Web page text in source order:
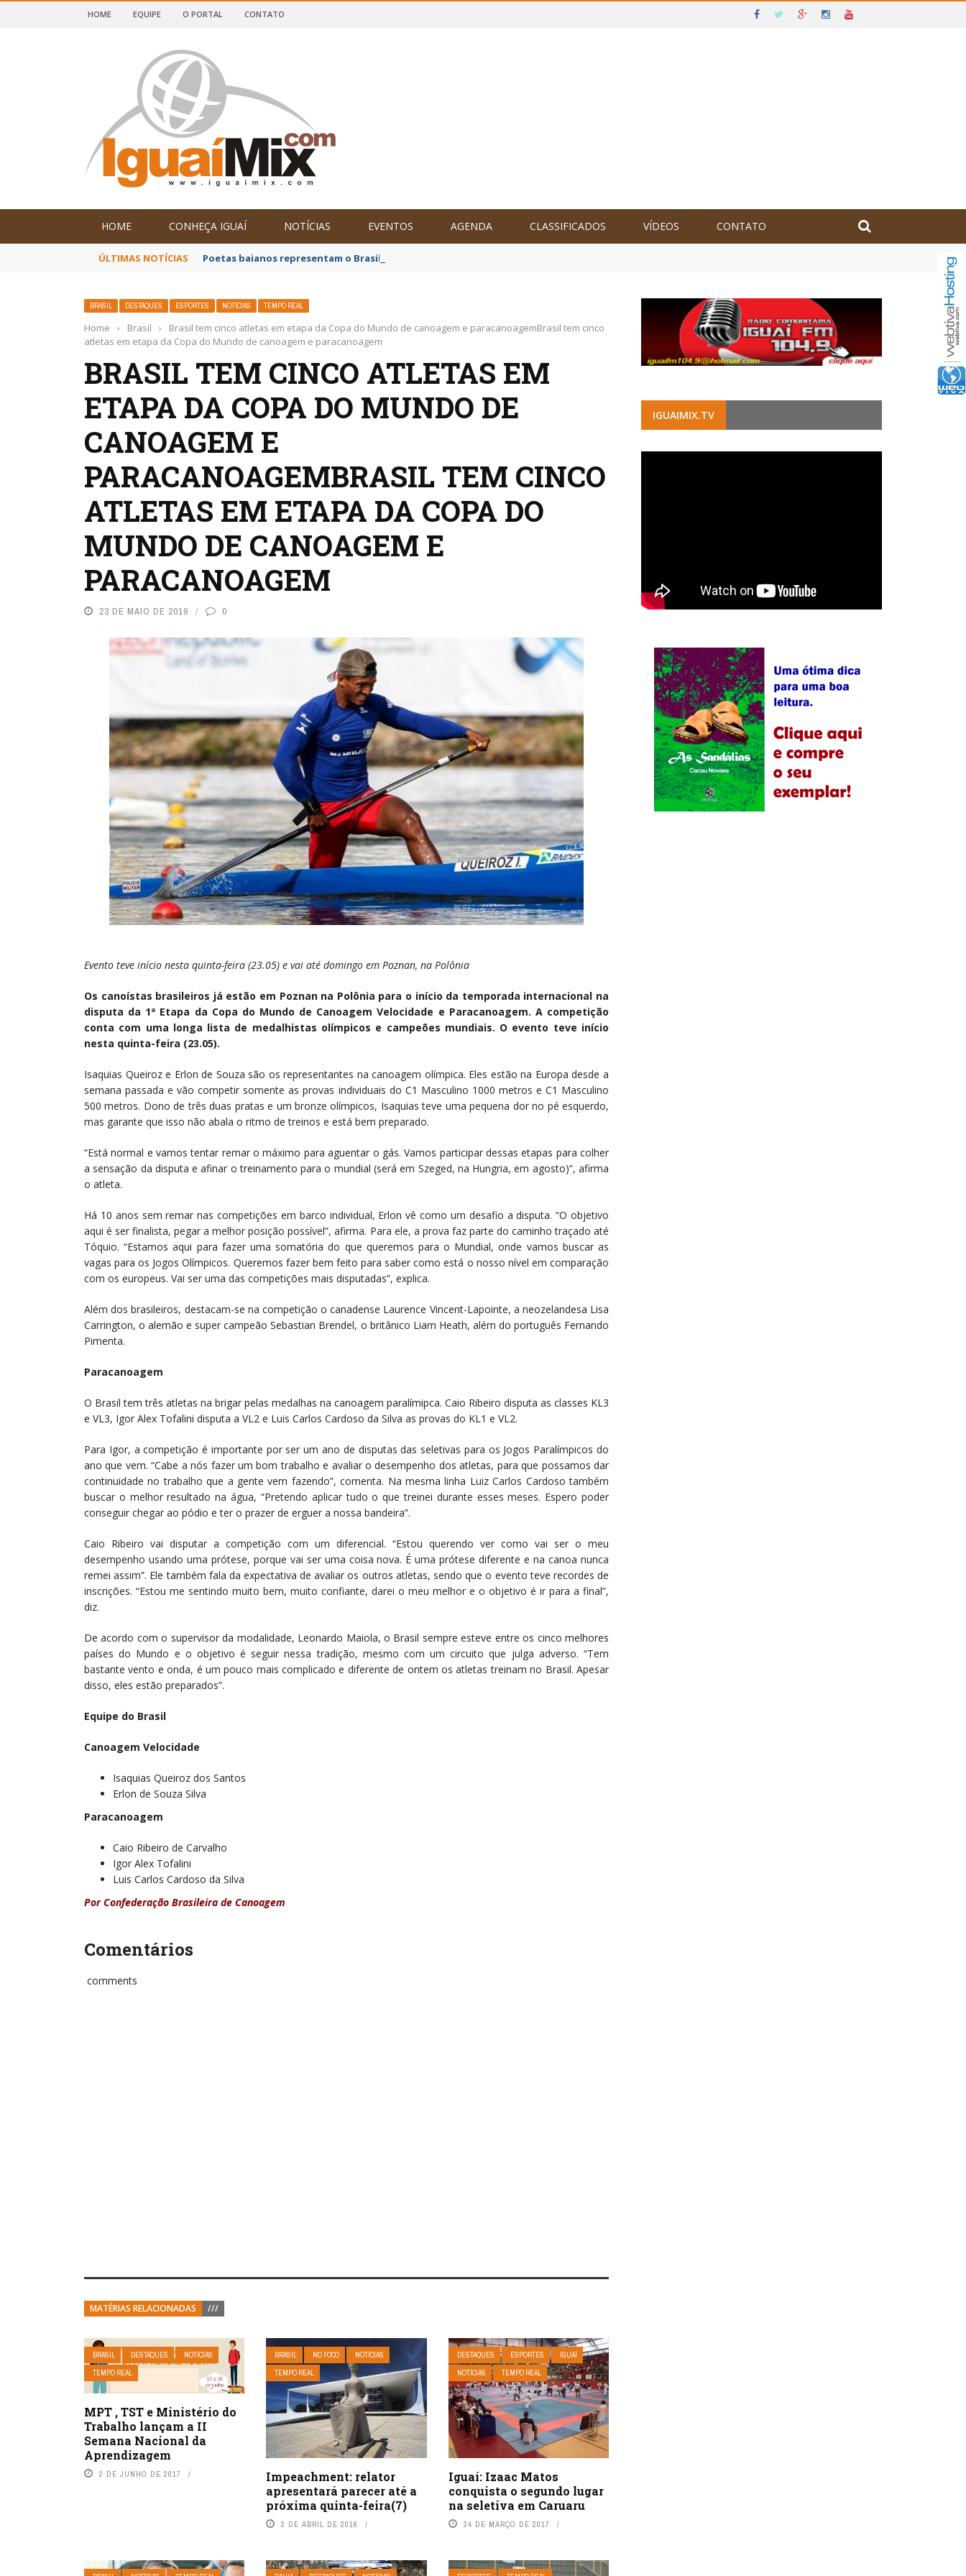
E SUDOESTE DA BAHIA
HOME EQUIPE O PORTAL CONTATO
HOME CONHEÇA IGUAÍ NOTÍCIAS EVENTOS AGENDA CLASSIFICADOS VÍDEOS CONTATO
ÚLTIMAS NOTÍCIAS Poetas baianos representam o Brasil no XXIV Parlamento Internacional de Escritores, na Colômbia
BRASIL DESTAQUES ESPORTES NOTÍCIAS TEMPO REAL
Home › Brasil ›
Brasil tem cinco atletas em etapa da Copa do Mundo de canoagem e paracanoagemBrasil tem cinco
atletas em etapa da Copa do Mundo de canoagem e paracanoagem
BRASIL TEM CINCO ATLETAS EM
ETAPA DA COPA DO MUNDO DE
CANOAGEM E
PARACANOAGEMBRASIL TEM CINCO
ATLETAS EM ETAPA DA COPA DO
MUNDO DE CANOAGEM E
PARACANOAGEM
23 DE MAIO DE 2019 0
Evento teve início nesta quinta-feira (23.05) e vai até domingo em Poznan, na Polônia
Os canoístas brasileiros já estão em Poznan na Polônia para o início da temporada internacional na
disputa da 1ª Etapa da Copa do Mundo de Canoagem Velocidade e Paracanoagem. A competição
conta com uma longa lista de medalhistas olímpicos e campeões mundiais. O evento teve início
nesta quinta-feira (23.05).
Isaquias Queiroz e Erlon de Souza são os representantes na canoagem olímpica. Eles estão na Europa desde a
semana passada e vão competir somente as provas individuais do C1 Masculino 1000 metros e C1 Masculino
500 metros. Dono de três duas pratas e um bronze olímpicos, Isaquias teve uma pequena dor no pé esquerdo,
mas garante que isso não abala o ritmo de treinos e está bem preparado.
“Está normal e vamos tentar remar o máximo para aguentar o gás. Vamos participar dessas etapas para colher
a sensação da disputa e afinar o treinamento para o mundial (será em Szeged, na Hungria, em agosto)”, afirma
o atleta.
Há 10 anos sem remar nas competições em barco individual, Erlon vê como um desafio a disputa. “O objetivo
aqui é ser finalista, pegar a melhor posição possível”, afirma. Para ele, a prova faz parte do caminho traçado até
Tóquio. “Estamos aqui para fazer uma somatória do que queremos para o Mundial, onde vamos buscar as
vagas para os Jogos Olímpicos. Queremos fazer bem feito para saber como está o nosso nível em comparação
com os europeus. Vai ser uma das competições mais disputadas”, explica.
Além dos brasileiros, destacam-se na competição o canadense Laurence Vincent-Lapointe, a neozelandesa Lisa
Carrington, o alemão e super campeão Sebastian Brendel, o britânico Liam Heath, além do português Fernando
Pimenta.
Paracanoagem
O Brasil tem três atletas na brigar pelas medalhas na canoagem paralímipca. Caio Ribeiro disputa as classes KL3
e VL3, Igor Alex Tofalini disputa a VL2 e Luis Carlos Cardoso da Silva as provas do KL1 e VL2.
Para Igor, a competição é importante por ser um ano de disputas das seletivas para os Jogos Paralímpicos do
ano que vem. “Cabe a nós fazer um bom trabalho e avaliar o desempenho dos atletas, para que possamos dar
continuidade no trabalho que a gente vem fazendo”, comenta. Na mesma linha Luiz Carlos Cardoso também
buscar o melhor resultado na água, “Pretendo aplicar tudo o que treinei durante esses meses. Espero poder
conseguir chegar ao pódio e ter o prazer de erguer a nossa bandeira”.
Caio Ribeiro vai disputar a competição com um diferencial. “Estou querendo ver como vai ser o meu
desempenho usando uma prótese, porque vai ser uma coisa nova. É uma prótese diferente e na canoa nunca
remei assim”. Ele também fala da expectativa de avaliar os outros atletas, sendo que o evento teve recordes de
inscrições. “Estou me sentindo muito bem, muito confiante, darei o meu melhor e o objetivo é ir para a final”,
diz.
De acordo com o supervisor da modalidade, Leonardo Maiola, o Brasil sempre esteve entre os cinco melhores
países do Mundo e o objetivo é seguir nessa tradição, mesmo com um circuito que julga adverso. “Tem
bastante vento e onda, é um pouco mais complicado e diferente de ontem os atletas treinam no Brasil. Apesar
disso, eles estão preparados”.
Equipe do Brasil
Canoagem Velocidade
Isaquias Queiroz dos Santos
Erlon de Souza Silva
Paracanoagem
Caio Ribeiro de Carvalho
Igor Alex Tofalini
Luis Carlos Cardoso da Silva
Por Confederação Brasileira de Canoagem
Comentários
comments
MATÉRIAS RELACIONADAS ///
BRASIL DESTAQUES
NOTÍCIAS
TEMPO REAL
MPT , TST e Ministério do
Trabalho lançam a II
Semana Nacional da
Aprendizagem
2 DE JUNHO DE 2017
BRASIL NO FOCO
NOTÍCIAS
TEMPO REAL
Impeachment: relator
apresentará parecer até a
próxima quinta-feira(7)
2 DE ABRIL DE 2016
DESTAQUES ESPORTES
IGUAÍ
NOTÍCIAS
TEMPO REAL
Iguaí: Izaac Matos
conquista o segundo lugar
na seletiva em Caruaru
24 DE MARÇO DE 2017
IGUAIMIX.TV